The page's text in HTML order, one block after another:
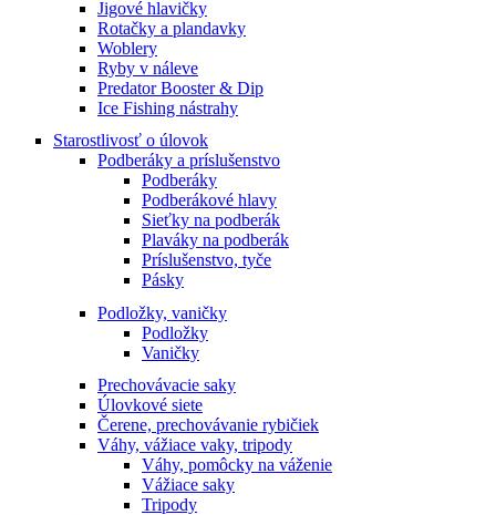
Jigové hlavičky
Rotačky a plandavky
Woblery
Ryby v náleve
Predator Booster & Dip
Ice Fishing nástrahy
Starostlivosť o úlovok
Podberáky a príslušenstvo
Podberáky
Podberákové hlavy
Sieťky na podberák
Plaváky na podberák
Príslušenstvo, tyče
Pásky
Podložky, vaničky
Podložky
Vaničky
Prechovávacie saky
Úlovkové siete
Čerene, prechovávanie rybičiek
Váhy, vážiace vaky, tripody
Váhy, pomôcky na váženie
Vážiace saky
Tripody